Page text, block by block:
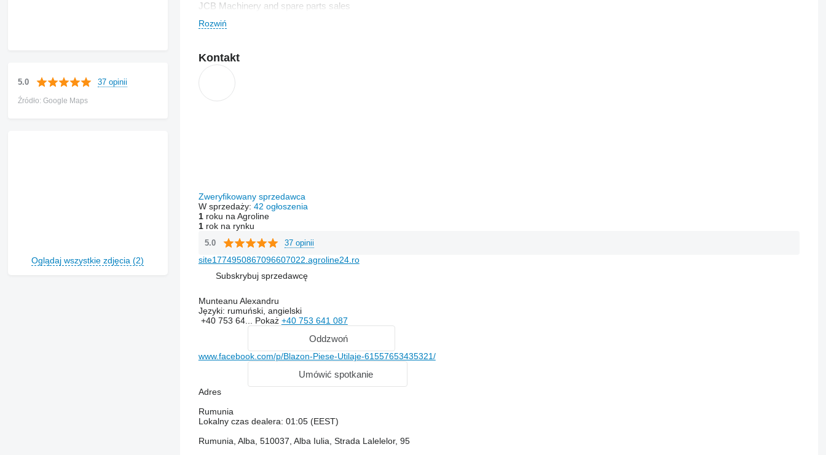
5.0 37 opinii
Źródło: Google Maps
Oglądaj wszystkie zdjęcia (2)
JCB Machinery and spare parts sales
Rozwiń
Kontakt
Zweryfikowany sprzedawca
W sprzedaży: 42 ogłoszenia
1roku na Agroline
1rok na rynku
5.0 37 opinii
site1774950867096607022.agroline24.ro
Subskrybuj sprzedawcę
Munteanu Alexandru
Języki: rumuński, angielski
+40 753 64... Pokaż +40 753 641 087
Oddzwoń
www.facebook.com/p/Blazon-Piese-Utilaje-61557653435321/
Umówić spotkanie
Adres
Rumunia
Lokalny czas dealera: 01:05 (EEST)
Rumunia, Alba, 510037, Alba Iulia, Strada Lalelelor, 95